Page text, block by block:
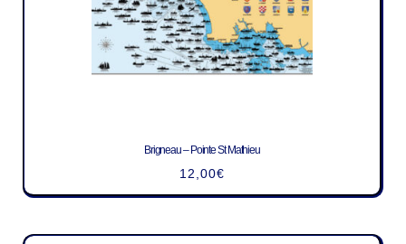
Brigneau – Pointe St Mathieu
12,00€